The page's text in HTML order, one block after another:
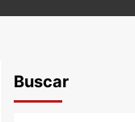
Buscar